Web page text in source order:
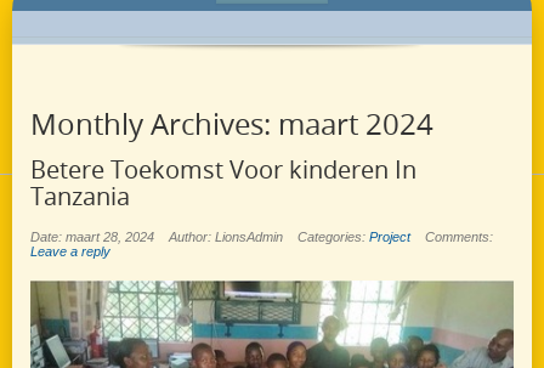
Monthly Archives: maart 2024
Betere Toekomst Voor kinderen In
Tanzania
Date: maart 28, 2024 Author: LionsAdmin Categories: Project
Comments:
Leave a reply